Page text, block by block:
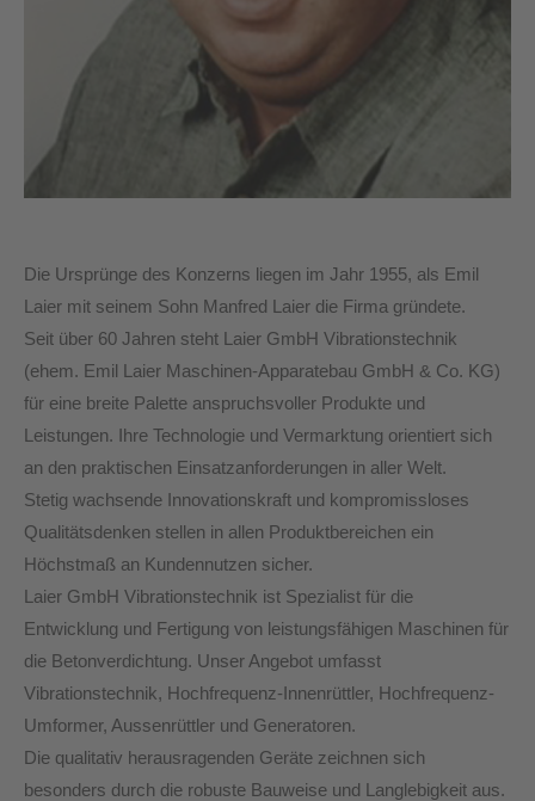
Die Ursprünge des Konzerns liegen im Jahr 1955, als Emil
Laier mit seinem Sohn Manfred Laier die Firma gründete.
Seit über 60 Jahren steht Laier GmbH Vibrationstechnik
(ehem. Emil Laier Maschinen-Apparatebau GmbH & Co. KG)
für eine breite Palette anspruchsvoller Produkte und
Leistungen. Ihre Technologie und Vermarktung orientiert sich
an den praktischen Einsatzanforderungen in aller Welt.
Stetig wachsende Innovationskraft und kompromissloses
Qualitätsdenken stellen in allen Produktbereichen ein
Höchstmaß an Kundennutzen sicher.
Laier GmbH Vibrationstechnik ist Spezialist für die
Entwicklung und Fertigung von leistungsfähigen Maschinen für
die Betonverdichtung. Unser Angebot umfasst
Vibrationstechnik, Hochfrequenz-Innenrüttler, Hochfrequenz-
Umformer, Aussenrüttler und Generatoren.
Die qualitativ herausragenden Geräte zeichnen sich
besonders durch die robuste Bauweise und Langlebigkeit aus.